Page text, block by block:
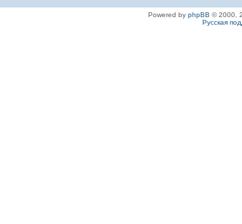
Powered by phpBB © 2000,
Русская